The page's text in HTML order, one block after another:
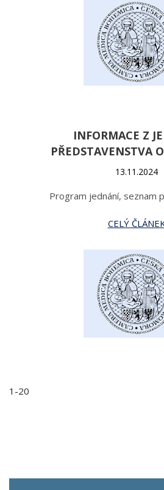
INFORMACE Z
PŘEDSTAVENSTVA
13.11.2024
Program jednání, seznam
CELÝ
1-20